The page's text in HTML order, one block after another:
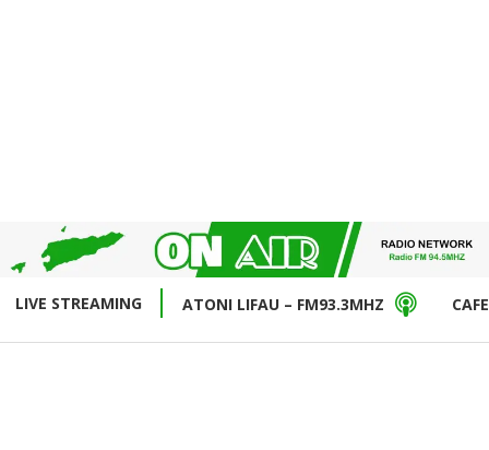
LIVE STREAMING ATONI LIFAU – FM93.3MHZ